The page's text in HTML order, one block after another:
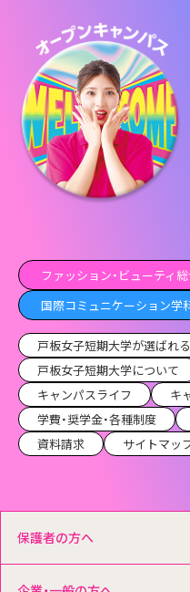
ファッション・ビューティ
国際コミュニケーション学
戸板女子短期大学が選ばれ
戸板女子短期大学について
キャンパスライフ
キ
学費・奨学金・各種制度
資料請求
サイトマッ
保護者の方へ